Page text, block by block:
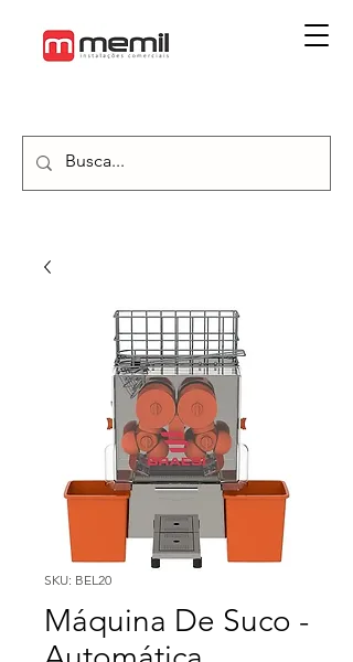
SKU: BEL20
Máquina De Suco -